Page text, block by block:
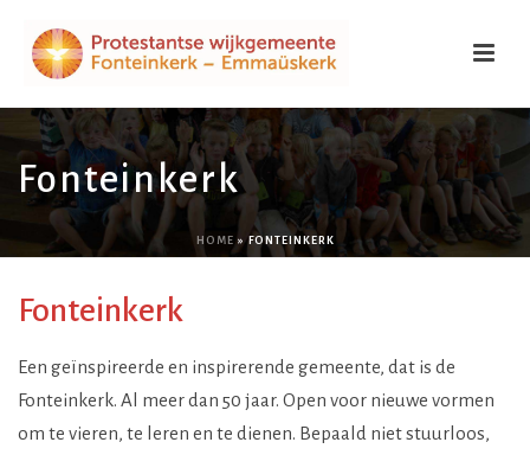
Fonteinkerk
HOME » FONTEINKERK
Fonteinkerk
Een geïnspireerde en inspirerende gemeente, dat is de
Fonteinkerk. Al meer dan 50 jaar. Open voor nieuwe vormen
om te vieren, te leren en te dienen. Bepaald niet stuurloos,